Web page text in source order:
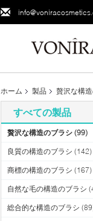
ホーム 製品 贅沢な構
すべての製品
贅沢な構造のブラシ (99)
良質の構造のブラシ (142)
商標の構造のブラシ (167)
自然な毛の構造のブラシ
総合的な構造のブラシ